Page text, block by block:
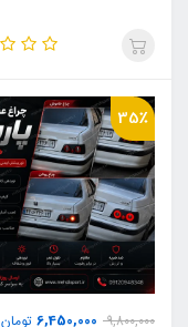
35٪
9,800,000
6,450,000 تومان